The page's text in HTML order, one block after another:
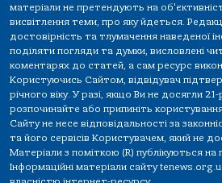
матеріали не претендують на
висвітлення теми, про яку йдеться.
достовірність та тлумачення наведеної
поділяти погляди та думки, висловлені
коментарях до статей, а сам ресурс
Користуючись Сайтом, відвідувач
річного віку. У разі, якщо Ви не досягли 21-
розпочинайте або припиніть
Сайту не несе відповідальності за
та його сервісів Користувачем, який не
Матеріали з поміткою (R) публікуються на
Інформаційні матеріали сайту